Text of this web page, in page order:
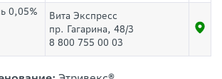
0,05%
Вита Экспресс
пр. Гагарина, 48/3
8 800 755 00 03